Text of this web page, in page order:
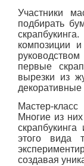
Участники
подбирать
композиции
первые
вырезки из
Мастер-
Многие из
этого вида
создавая